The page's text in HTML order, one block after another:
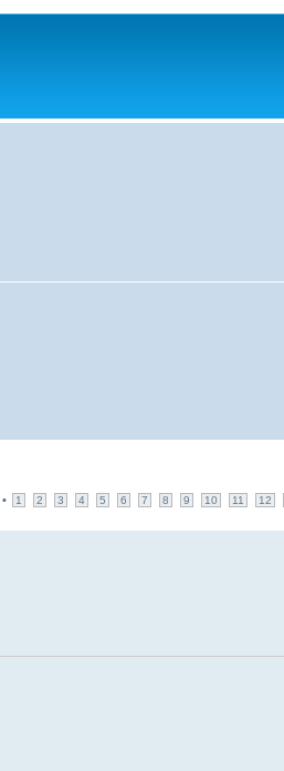
• 1 2 3 4 5 6 7 8 9 10 11 12